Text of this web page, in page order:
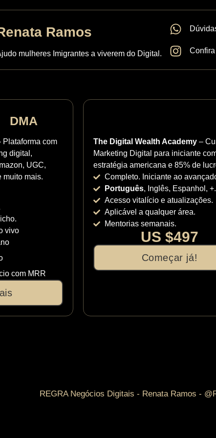
Ramos
mulheres Imigrantes a viverem do Digital.
DMA
Plataforma com
digital,
UGC,
muito mais.
vivo
com MRR
The Digital Wealth Academy –
Marketing Digital para iniciante
estratégia americana e 85% de
Completo. Iniciante ao
Português, Inglês, Espanhol, +.
Acesso vitalício e atualizações.
Aplicável a qualquer área.
Mentorias semanais.
US $497
Começar já!
REGRA Negócios Digitais - Renata Ramos -